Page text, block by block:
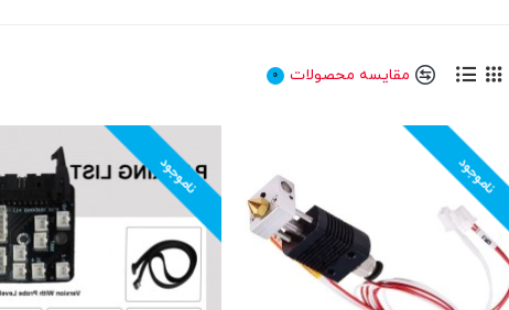
مقایسه محصولات 0
ناموجود ناموجود